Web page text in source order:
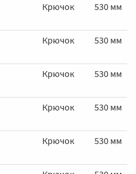
Крючок 530 мм
Крючок 530 мм
Крючок 530 мм
Крючок 530 мм
Крючок 530 мм